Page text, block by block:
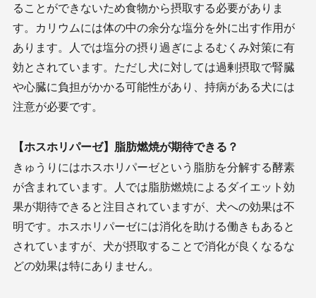
ることができないため食物から摂取する必要がありま
す。カリウムには体の中の余分な塩分を外に出す作用が
あります。人では塩分の摂り過ぎによるむくみ対策に有
効とされています。ただし犬に対しては過剰摂取で腎臓
や心臓に負担がかかる可能性があり、持病がある犬には
注意が必要です。
【ホスホリパーゼ】脂肪燃焼が期待できる？
きゅうりにはホスホリパーゼという脂肪を分解する酵素
が含まれています。人では脂肪燃焼によるダイエット効
果が期待できると注目されていますが、犬への効果は不
明です。ホスホリパーゼには消化を助ける働きもあると
されていますが、犬が摂取することで消化が良くなるな
どの効果は特にありません。